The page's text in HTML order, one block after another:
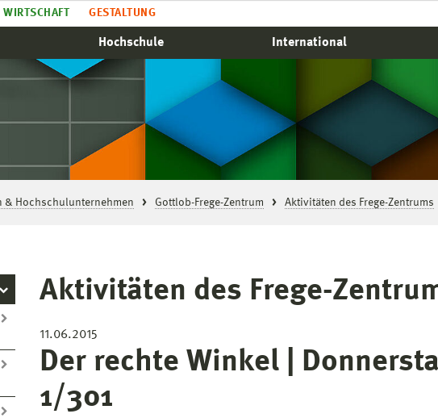
WIRTSCHAFT GESTALTUNG
Hochschule International
& Hochschulunternehmen Gottlob-Frege-Zentrum Aktivitäten des Frege-Zentrums
Aktivitäten des Frege-
11.06.2015
Der rechte Winkel |
1/301